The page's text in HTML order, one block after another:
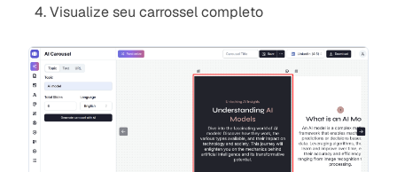
Visualize seu carrossel completo